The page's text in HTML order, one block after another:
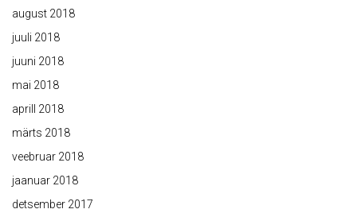
august 2018
juuli 2018
juuni 2018
mai 2018
aprill 2018
märts 2018
veebruar 2018
jaanuar 2018
detsember 2017